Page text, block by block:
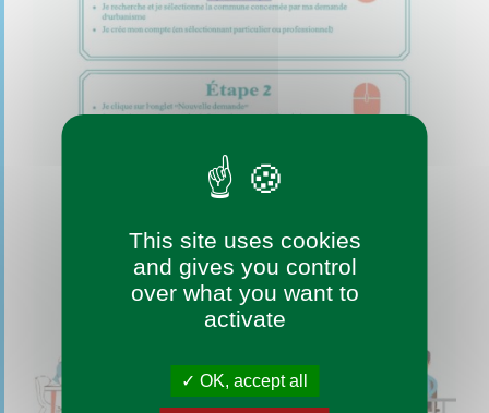
This site uses cookies
and gives you control
over what you want to
activate
OK, accept all